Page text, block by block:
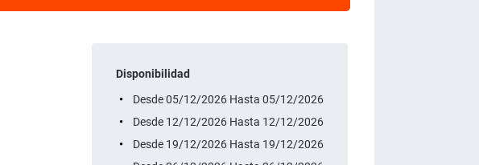
Disponibilidad
Desde 05/12/2026 Hasta 05/12/2026
Desde 12/12/2026 Hasta 12/12/2026
Desde 19/12/2026 Hasta 19/12/2026